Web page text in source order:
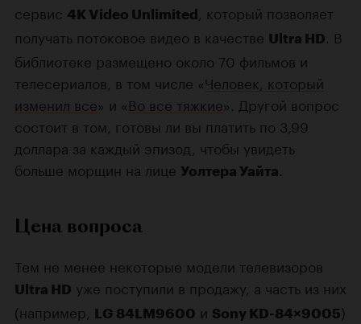
сервис 4K Video Unlimited
, который позволяет
получать потоковое видео в качестве Ultra HD
. В
библиотеке размещено около 70 фильмов и
телесериалов, в том числе «Человек, который
изменил все» и «Во все тяжкие». Другой вопрос
состоит в том, готовы ли вы платить по 3,99
доллара за каждый эпизод, чтобы увидеть
больше морщин на лице Уолтера Уайта
Цена вопроса
Тем не менее некоторые модели телевизоров
Ultra HD уже поступили в продажу, а часть из них
(например, LG 84LM9600 и Sony KD-84×9005)